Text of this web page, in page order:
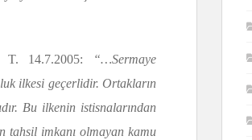
14.7.2005: “…Sermaye
ilkesi geçerlidir. Ortakların
Bu ilkenin istisnalarından
tahsil imkanı olmayan kamu